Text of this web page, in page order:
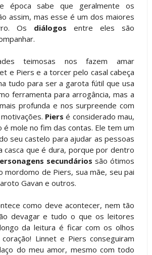
época sabe que geralmente os
assim, mas esse é um dos maiores
Os diálogos entre eles são
teimosas nos fazem amar
e Piers e a torcer pelo casal cabeça
tudo para ser a garota fútil que usa
ferramenta para arrogância, mas a
profunda e nos surpreende com
Piers é considerado mau,
é mole no fim das contas. Ele tem um
seu castelo para ajudar as pessoas
casca que é dura, porque por dentro
secundários são ótimos
mordomo de Piers, sua mãe, seu pai
Gavan e outros.
como deve acontecer, nem tão
devagar e tudo o que os leitores
da leitura é ficar com os olhos
Linnet e Piers conseguiram
do meu amor, mesmo com todo